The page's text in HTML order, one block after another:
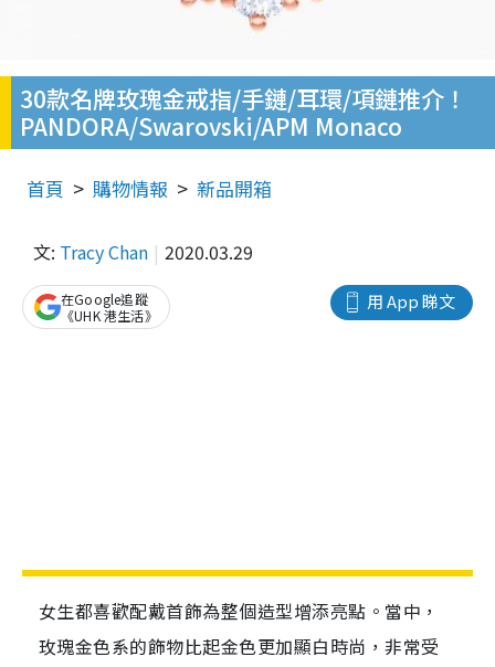
30款名牌玫瑰金戒指/手鏈/耳環/項鏈推介！
PANDORA/Swarovski/APM Monaco
首頁 購物情報 新品開箱
文: Tracy Chan 2020.03.29
用 App 睇文
在Google追蹤
《UHK 港生活》
女生都喜歡配戴首飾為整個造型增添亮點。當中，
玫瑰金色系的飾物比起金色更加顯白時尚，非常受